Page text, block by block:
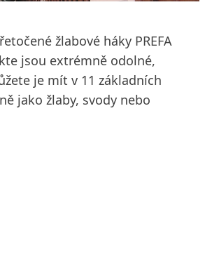
žlabové háky PREFA
jsou extrémně odolné,
je mít v 11 základních
jako žlaby, svody nebo